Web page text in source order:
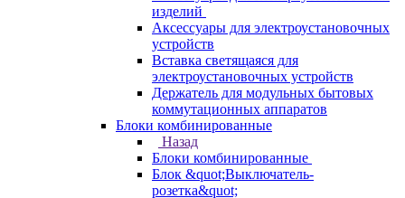
изделий
Аксессуары для электроустановочных
устройств
Вставка светящаяся для
электроустановочных устройств
Держатель для модульных бытовых
коммутационных аппаратов
Блоки комбинированные
Назад
Блоки комбинированные
Блок &quot;Выключатель-
розетка&quot;